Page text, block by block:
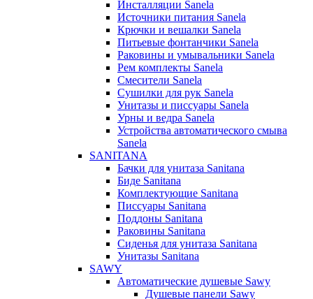
Инсталляции Sanela
Источники питания Sanela
Крючки и вешалки Sanela
Питьевые фонтанчики Sanela
Раковины и умывальники Sanela
Рем комплекты Sanela
Смесители Sanela
Сушилки для рук Sanela
Унитазы и писсуары Sanela
Урны и ведра Sanela
Устройства автоматического смыва
Sanela
SANITANA
Бачки для унитаза Sanitana
Биде Sanitana
Комплектующие Sanitana
Писсуары Sanitana
Поддоны Sanitana
Раковины Sanitana
Сиденья для унитаза Sanitana
Унитазы Sanitana
SAWY
Автоматические душевые Sawy
Душевые панели Sawy